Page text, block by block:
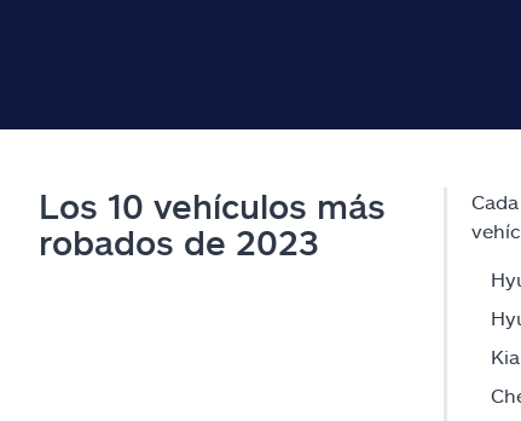
Los 10 vehículos más
robados de 2023